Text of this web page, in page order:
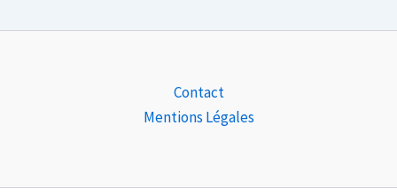
Contact
Mentions Légales